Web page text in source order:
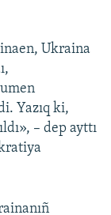
Ukraina
Yazıq ki,
– dep ayttı